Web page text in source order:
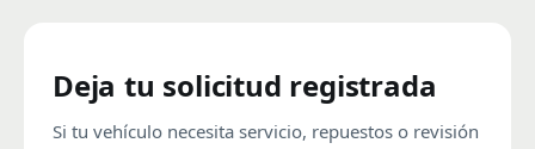
Deja tu solicitud registrada
Si tu vehículo necesita servicio, repuestos o revisión